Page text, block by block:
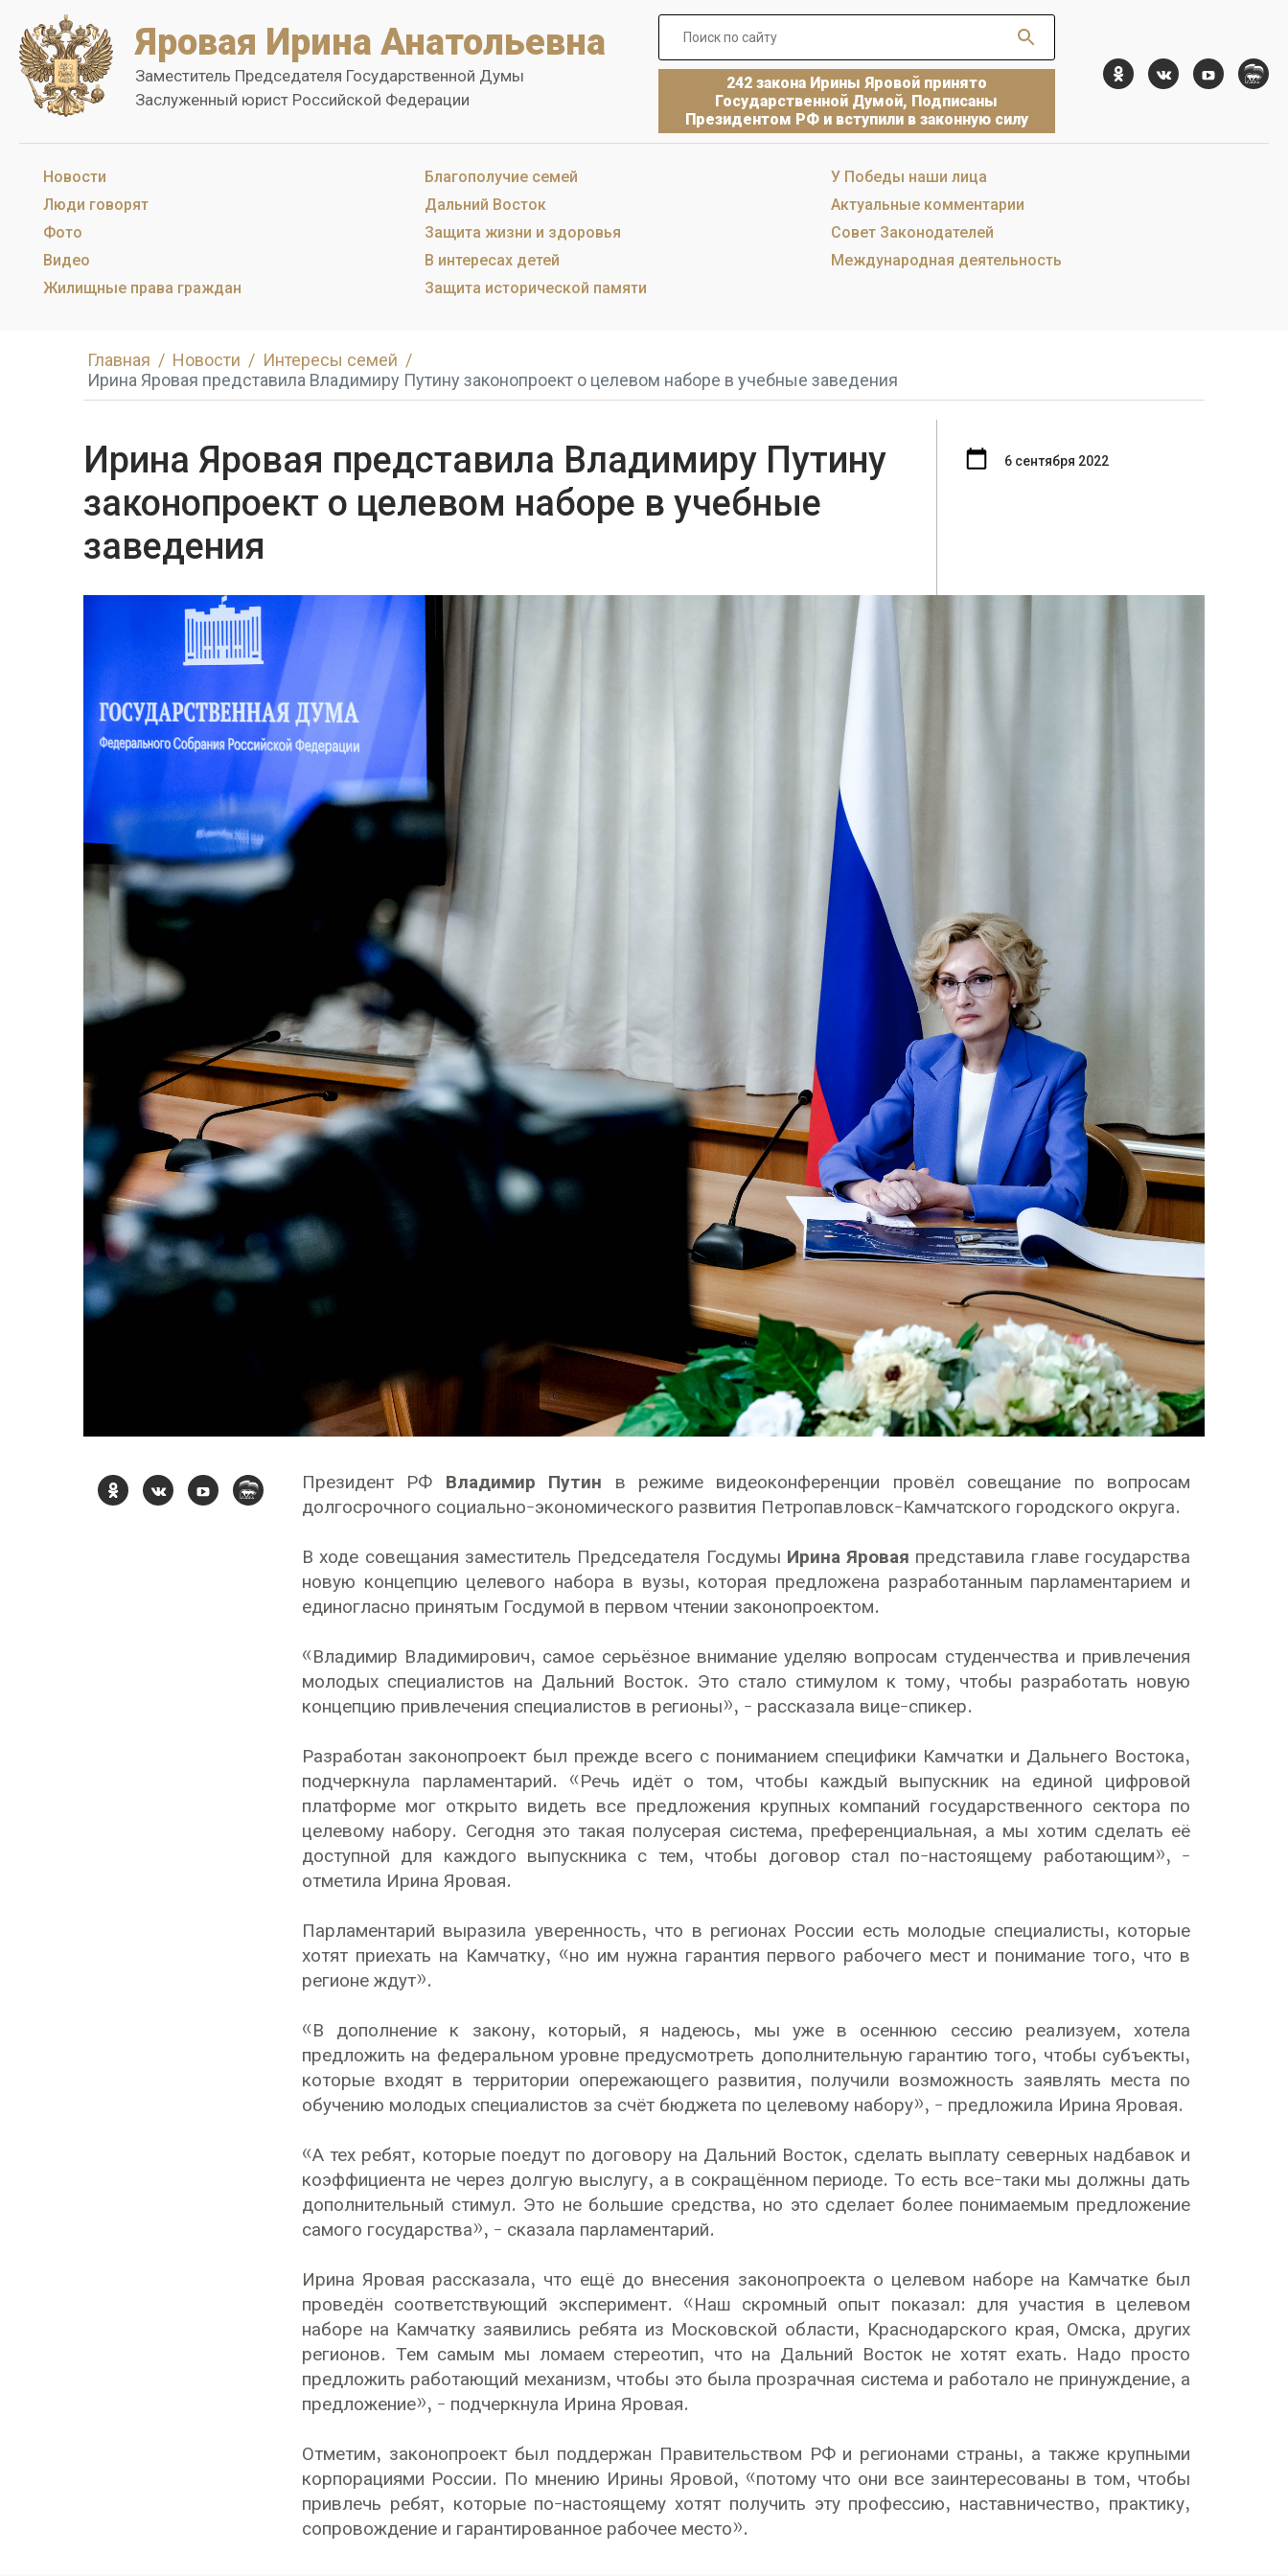
Яровая Ирина Анатольевна
Заместитель Председателя Государственной Думы
Заслуженный юрист Российской Федерации
242 закона Ирины Яровой принято
Государственной Думой, Подписаны
Президентом РФ и вступили в законную силу
Новости
Люди говорят
Фото
Видео
Жилищные права граждан
Благополучие семей
Дальний Восток
Защита жизни и здоровья
В интересах детей
Защита исторической памяти
У Победы наши лица
Актуальные комментарии
Совет Законодателей
Международная деятельность
Главная Новости
Интересы семей
Ирина Яровая представила Владимиру Путину законопроект о целевом наборе в учебные заведения
Ирина Яровая представила Владимиру Путину
законопроект о целевом наборе в учебные
заведения
6 сентября 2022
Президент РФ Владимир Путин в режиме видеоконференции провёл совещание по вопросам
долгосрочного социально-экономического развития Петропавловск-Камчатского городского округа.
В ходе совещания заместитель Председателя Госдумы Ирина Яровая представила главе государства
новую концепцию целевого набора в вузы, которая предложена разработанным парламентарием и
единогласно принятым Госдумой в первом чтении законопроектом.
«Владимир Владимирович, самое серьёзное внимание уделяю вопросам студенчества и привлечения
молодых специалистов на Дальний Восток. Это стало стимулом к тому, чтобы разработать новую
концепцию привлечения специалистов в регионы», - рассказала вице-спикер.
Разработан законопроект был прежде всего с пониманием специфики Камчатки и Дальнего Востока,
подчеркнула парламентарий. «Речь идёт о том, чтобы каждый выпускник на единой цифровой
платформе мог открыто видеть все предложения крупных компаний государственного сектора по
целевому набору. Сегодня это такая полусерая система, преференциальная, а мы хотим сделать её
доступной для каждого выпускника с тем, чтобы договор стал по-настоящему работающим», -
отметила Ирина Яровая.
Парламентарий выразила уверенность, что в регионах России есть молодые специалисты, которые
хотят приехать на Камчатку, «но им нужна гарантия первого рабочего мест и понимание того, что в
регионе ждут».
«В дополнение к закону, который, я надеюсь, мы уже в осеннюю сессию реализуем, хотела
предложить на федеральном уровне предусмотреть дополнительную гарантию того, чтобы субъекты,
которые входят в территории опережающего развития, получили возможность заявлять места по
обучению молодых специалистов за счёт бюджета по целевому набору», - предложила Ирина Яровая.
«А тех ребят, которые поедут по договору на Дальний Восток, сделать выплату северных надбавок и
коэффициента не через долгую выслугу, а в сокращённом периоде. То есть все-таки мы должны дать
дополнительный стимул. Это не большие средства, но это сделает более понимаемым предложение
самого государства», - сказала парламентарий.
Ирина Яровая рассказала, что ещё до внесения законопроекта о целевом наборе на Камчатке был
проведён соответствующий эксперимент. «Наш скромный опыт показал: для участия в целевом
наборе на Камчатку заявились ребята из Московской области, Краснодарского края, Омска, других
регионов. Тем самым мы ломаем стереотип, что на Дальний Восток не хотят ехать. Надо просто
предложить работающий механизм, чтобы это была прозрачная система и работало не принуждение, а
предложение», - подчеркнула Ирина Яровая.
Отметим, законопроект был поддержан Правительством РФ и регионами страны, а также крупными
корпорациями России. По мнению Ирины Яровой, «потому что они все заинтересованы в том, чтобы
привлечь ребят, которые по-настоящему хотят получить эту профессию, наставничество, практику,
сопровождение и гарантированное рабочее место».